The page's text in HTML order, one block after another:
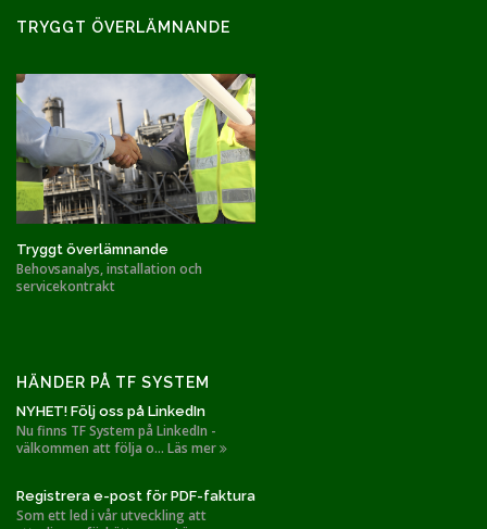
TRYGGT ÖVERLÄMNANDE
Tryggt överlämnande
Behovsanalys, installation och
servicekontrakt
HÄNDER PÅ TF SYSTEM
NYHET! Följ oss på LinkedIn
Nu finns TF System på LinkedIn -
välkommen att följa o... Läs mer
Registrera e-post för PDF-faktura
Som ett led i vår utveckling att